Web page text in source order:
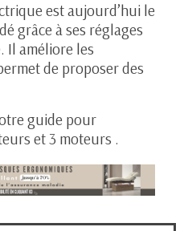
est aujourd’hui le
grâce à ses réglages
Il améliore les
de proposer des
guide pour
et 3 moteurs .